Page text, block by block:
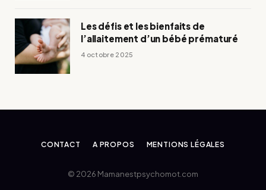
Les défis et les bienfaits de
l’allaitement d’un bébé prématuré
4 octobre 2025
CONTACT A PROPOS MENTIONS LÉGALES
© 2026 Mamanestpsychomot.com